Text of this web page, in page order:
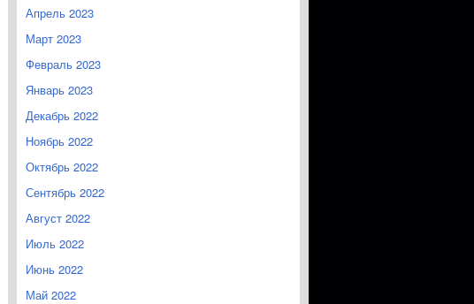
Апрель 2023
Март 2023
Февраль 2023
Январь 2023
Декабрь 2022
Ноябрь 2022
Октябрь 2022
Сентябрь 2022
Август 2022
Июль 2022
Июнь 2022
Май 2022